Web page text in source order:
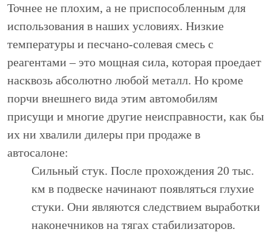
Точнее не плохим, а не приспособленным для
использования в наших условиях. Низкие
температуры и песчано-солевая смесь с
реагентами – это мощная сила, которая проедает
насквозь абсолютно любой металл. Но кроме
порчи внешнего вида этим автомобилям
присущи и многие другие неисправности, как бы
их ни хвалили дилеры при продаже в
автосалоне:
Сильный стук. После прохождения 20 тыс.
км в подвеске начинают появляться глухие
стуки. Они являются следствием выработки
наконечников на тягах стабилизаторов.